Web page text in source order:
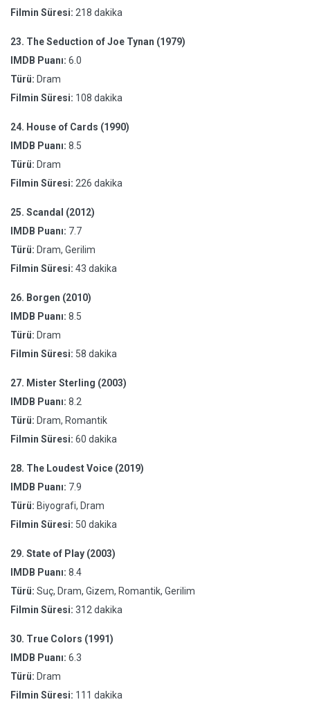
Filmin Süresi: 218 dakika
23. The Seduction of Joe Tynan (1979)
IMDB Puanı: 6.0
Türü: Dram
Filmin Süresi: 108 dakika
24. House of Cards (1990)
IMDB Puanı: 8.5
Türü: Dram
Filmin Süresi: 226 dakika
25. Scandal (2012)
IMDB Puanı: 7.7
Türü: Dram, Gerilim
Filmin Süresi: 43 dakika
26. Borgen (2010)
IMDB Puanı: 8.5
Türü: Dram
Filmin Süresi: 58 dakika
27. Mister Sterling (2003)
IMDB Puanı: 8.2
Türü: Dram, Romantik
Filmin Süresi: 60 dakika
28. The Loudest Voice (2019)
IMDB Puanı: 7.9
Türü: Biyografi, Dram
Filmin Süresi: 50 dakika
29. State of Play (2003)
IMDB Puanı: 8.4
Türü: Suç, Dram, Gizem, Romantik, Gerilim
Filmin Süresi: 312 dakika
30. True Colors (1991)
IMDB Puanı: 6.3
Türü: Dram
Filmin Süresi: 111 dakika